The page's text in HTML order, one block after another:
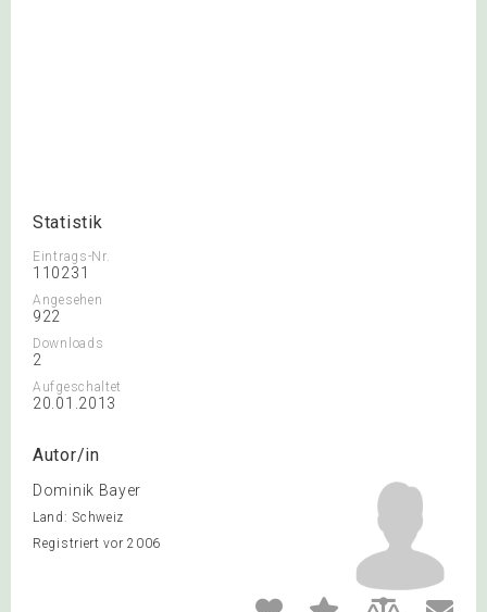
Statistik
Eintrags-Nr.
110231
Angesehen
922
Downloads
2
Aufgeschaltet
20.01.2013
Autor/in
Dominik Bayer
Land: Schweiz
Registriert vor 2006